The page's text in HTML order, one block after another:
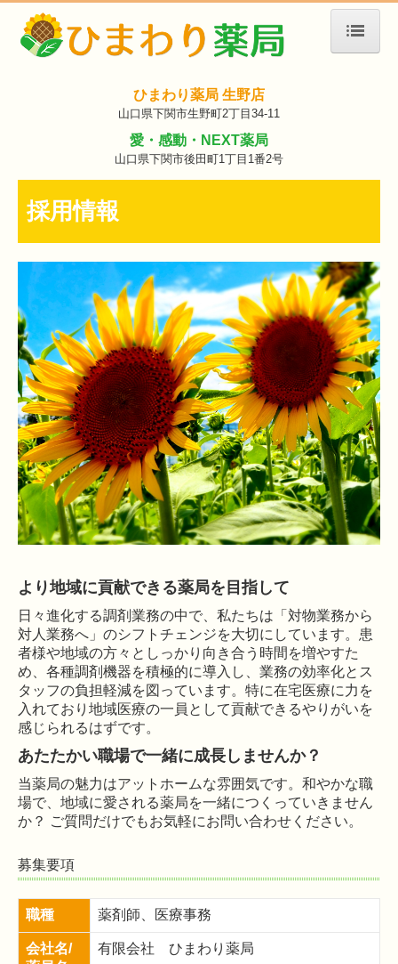
企業情報
お問い合わせ
お知らせ
ひまわり薬局 生野店
山口県下関市生野町2丁目34-11
愛・感動・NEXT薬局
山口県下関市後田町1丁目1番2号
採用情報
より地域に貢献できる薬局を目指して
日々進化する調剤業務の中で、私たちは「対物業務から
対人業務へ 」 のシフトチェンジを大切にしています。 患
者様や地域の方々としっかり向き合う時間を増やすた
め、 各種調剤機器を積極的に導入し、業務の効率化とス
タッフの負担軽減を図っています。特に在宅医療に力を
入れており地域医療の一員として貢献できるやりがいを
感じられるはずです。
あたたかい職場で一緒に成長しませんか？
当薬局の魅力はアットホームな雰囲気です。和やかな職
場で、地域に愛される薬局を一緒につくっていきません
か？ ご質問だけでもお気軽にお問い合わせください。
募集要項
職種 薬剤師、医療事務
会社名/
有限会社 ひまわり薬局